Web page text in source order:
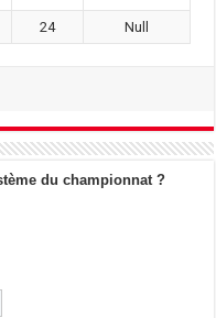
24 Null
du championnat ?